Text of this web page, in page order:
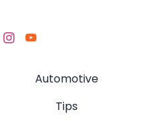
Automotive
Tips